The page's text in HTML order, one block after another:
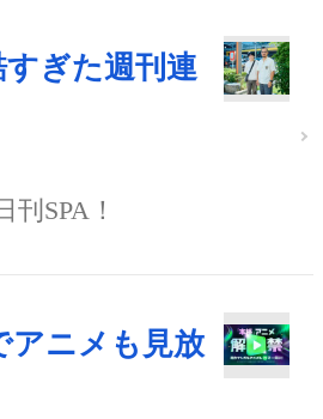
ぎた週刊連
刊SPA！
ニメも見放